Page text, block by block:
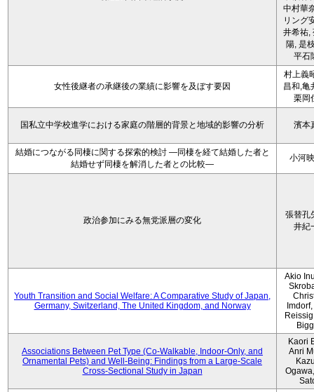
中村華
リング
井希祐,
陽, 是
平石
女性後継者の承継後の業績に影響を及ぼす要因
村上義
昌和,亀
栗岡
国私立中学校進学における家庭の階層的背景と地域的影響の分析 濱本
結婚につながる同棲に関する探索的検討 ―同棲を経て結婚した者と
結婚せず同棲を解消した者との比較―
小河
政治参加にみる無党派層の変化
張替孔
井紀
Youth Transition and Social Welfare: A Comparative Study of Japan,
Germany, Switzerland, The United Kingdom, and Norway
Akio
Associations Between Pet Type (Co-Walkable, Indoor-Only, and
Ornamental Pets) and Well-Being: Findings from a Large-Scale
Cross-Sectional Study in Japan
Kaori
Anri